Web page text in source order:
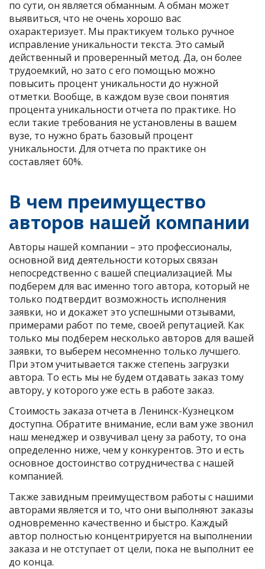
по сути, он является обманным. А обман может
выявиться, что не очень хорошо вас
охарактеризует. Мы практикуем только ручное
исправление уникальности текста. Это самый
действенный и проверенный метод. Да, он более
трудоемкий, но зато с его помощью можно
повысить процент уникальности до нужной
отметки. Вообще, в каждом вузе свои понятия
процента уникальности отчета по практике. Но
если такие требования не установлены в вашем
вузе, то нужно брать базовый процент
уникальности. Для отчета по практике он
составляет 60%.
В чем преимущество
авторов нашей компании
Авторы нашей компании – это профессионалы,
основной вид деятельности которых связан
непосредственно с вашей специализацией. Мы
подберем для вас именно того автора, который не
только подтвердит возможность исполнения
заявки, но и докажет это успешными отзывами,
примерами работ по теме, своей репутацией. Как
только мы подберем несколько авторов для вашей
заявки, то выберем несомненно только лучшего.
При этом учитывается также степень загрузки
автора. То есть мы не будем отдавать заказ тому
автору, у которого уже есть в работе заказ.
Стоимость заказа отчета в Ленинск-Кузнецком
доступна. Обратите внимание, если вам уже звонил
наш менеджер и озвучивал цену за работу, то она
определенно ниже, чем у конкурентов. Это и есть
основное достоинство сотрудничества с нашей
компанией.
Также завидным преимуществом работы с нашими
авторами является и то, что они выполняют заказы
одновременно качественно и быстро. Каждый
автор полностью концентрируется на выполнении
заказа и не отступает от цели, пока не выполнит ее
до конца.